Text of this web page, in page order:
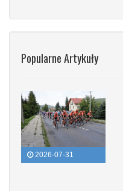
Popularne Artykuły
2026-07-31